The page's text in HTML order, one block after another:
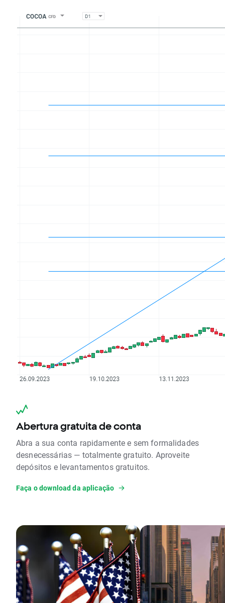
Abertura gratuita de conta
Abra a sua conta rapidamente e sem formalidades
desnecessárias — totalmente gratuito. Aproveite
depósitos e levantamentos gratuitos.
Faça o download da aplicação